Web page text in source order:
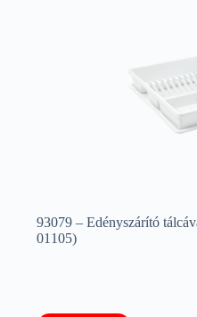
93079 – Edényszárító
01105)